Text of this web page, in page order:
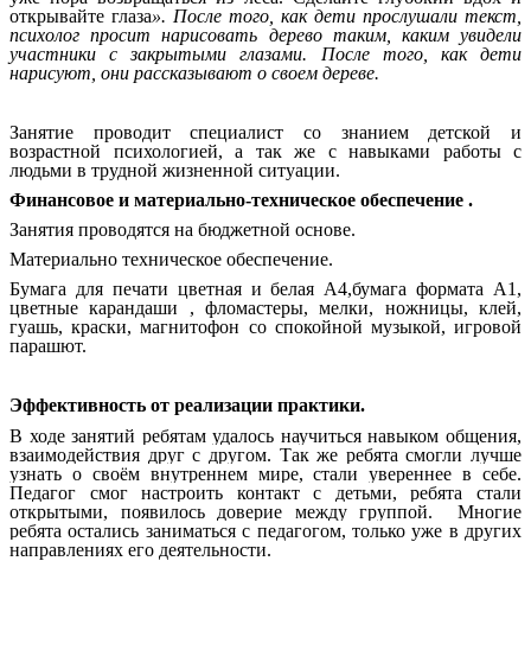
открывайте глаза». После того, как дети прослушали текст,
психолог просит нарисовать дерево таким, каким увидели
участники с закрытыми глазами. После того, как дети
нарисуют, они рассказывают о своем дереве.
Занятие проводит специалист со знанием детской и
возрастной психологией, а так же с навыками работы с
людьми в трудной жизненной ситуации.
Финансовое и материально-техническое обеспечение .
Занятия проводятся на бюджетной основе.
Материально техническое обеспечение.
Бумага для печати цветная и белая А4,бумага формата А1,
цветные карандаши , фломастеры, мелки, ножницы, клей,
гуашь, краски, магнитофон со спокойной музыкой, игровой
парашют.
Эффективность от реализации практики.
В ходе занятий ребятам удалось научиться навыком общения,
взаимодействия друг с другом. Так же ребята смогли лучше
узнать о своём внутреннем мире, стали увереннее в себе.
Педагог смог настроить контакт с детьми, ребята стали
открытыми, появилось доверие между группой. Многие
ребята остались заниматься с педагогом, только уже в других
направлениях его деятельности.